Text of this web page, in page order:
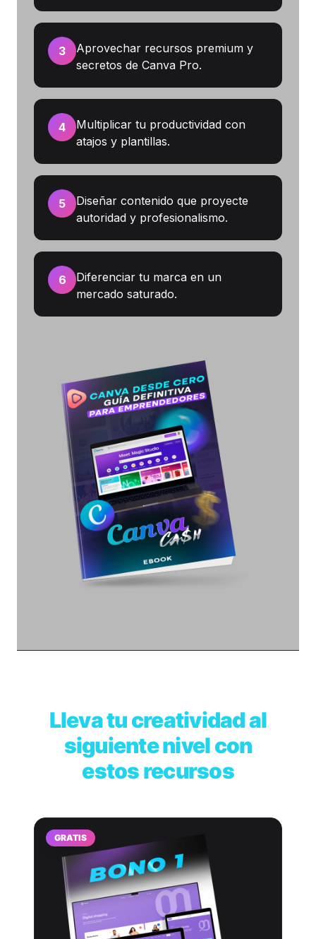
3
Aprovechar recursos premium y
secretos de Canva Pro.
4
Multiplicar tu productividad con
atajos y plantillas.
5
Diseñar contenido que proyecte
autoridad y profesionalismo.
6
Diferenciar tu marca en un
mercado saturado.
Lleva tu creatividad al
siguiente nivel con
estos recursos
GRATIS